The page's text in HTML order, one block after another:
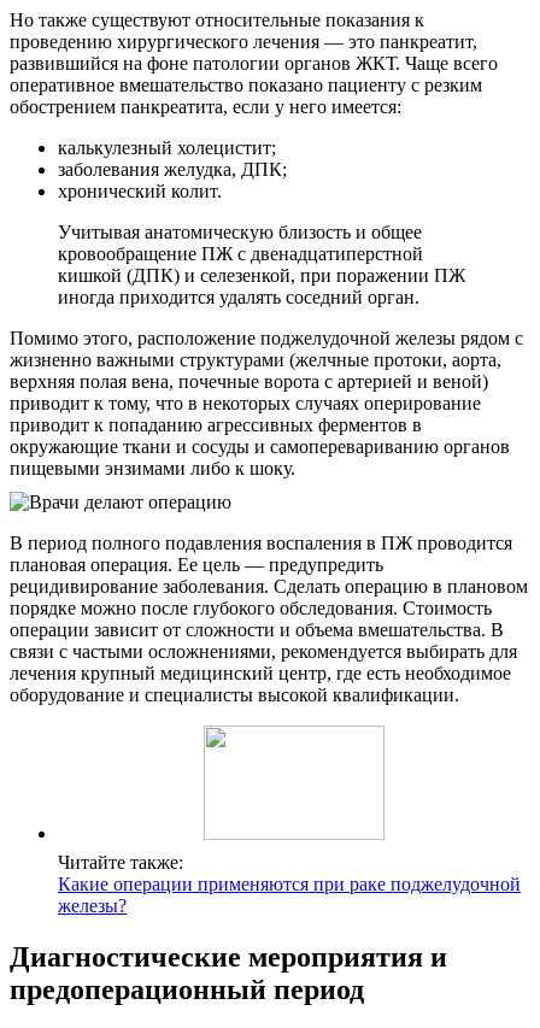
Но также существуют относительные показания к
проведению хирургического лечения — это панкреатит,
развившийся на фоне патологии органов ЖКТ. Чаще всего
оперативное вмешательство показано пациенту с резким
обострением панкреатита, если у него имеется:
калькулезный холецистит;
заболевания желудка, ДПК;
хронический колит.
Учитывая анатомическую близость и общее
кровообращение ПЖ с двенадцатиперстной
кишкой (ДПК) и селезенкой, при поражении ПЖ
иногда приходится удалять соседний орган.
Помимо этого, расположение поджелудочной железы рядом с
жизненно важными структурами (желчные протоки, аорта,
верхняя полая вена, почечные ворота с артерией и веной)
приводит к тому, что в некоторых случаях оперирование
приводит к попаданию агрессивных ферментов в
окружающие ткани и сосуды и самоперевариванию органов
пищевыми энзимами либо к шоку.
В период полного подавления воспаления в ПЖ проводится
плановая операция. Ее цель — предупредить
рецидивирование заболевания. Сделать операцию в плановом
порядке можно после глубокого обследования. Стоимость
операции зависит от сложности и объема вмешательства. В
связи с частыми осложнениями, рекомендуется выбирать для
лечения крупный медицинский центр, где есть необходимое
оборудование и специалисты высокой квалификации.
Читайте также:
Какие операции применяются при раке поджелудочной
железы?
Диагностические мероприятия и
предоперационный период